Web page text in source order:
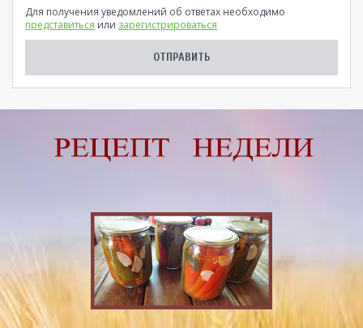
Для получения уведомлений об ответах необходимо
представиться или зарегистрироваться